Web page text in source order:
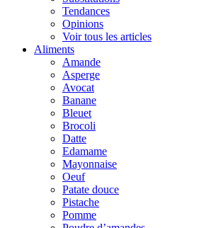
Tendances
Opinions
Voir tous les articles
Aliments
Amande
Asperge
Avocat
Banane
Bleuet
Brocoli
Datte
Edamame
Mayonnaise
Oeuf
Patate douce
Pistache
Pomme